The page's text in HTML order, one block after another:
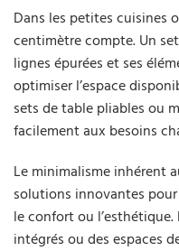
Dans les petites cuisines
centimètre compte. Un
lignes épurées et ses
optimiser l’espace
sets de table pliables ou
facilement aux besoins
Le minimalisme inhérent
solutions innovantes
le confort ou
intégrés ou des espaces